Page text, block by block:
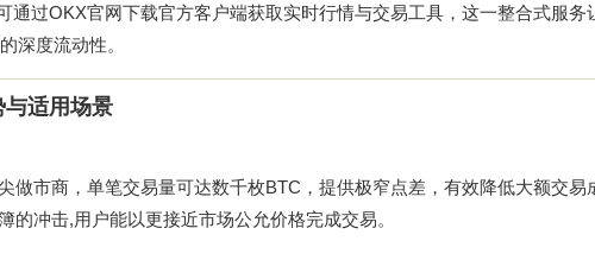
通过OKX官网下载官方客户端获取实时行情与交易工具，这一整合式服务
深度流动性。
适用场景
做市商，单笔交易量可达数千枚BTC，提供极窄点差，有效降低大额交易
的冲击,用户能以更接近市场公允价格完成交易。